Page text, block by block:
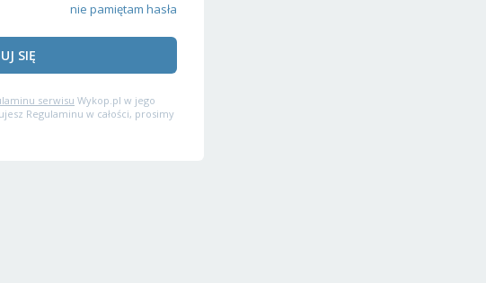
nie pamiętam hasła
SIĘ
serwisu Wykop.pl w jego
Regulaminu w całości, prosimy